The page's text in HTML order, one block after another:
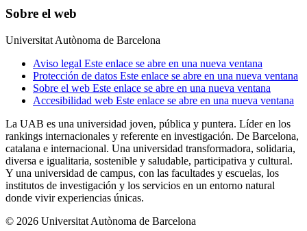
Sobre el web
Universitat Autònoma de Barcelona
Aviso legal Este enlace se abre en una nueva ventana
Protección de datos Este enlace se abre en una nueva ventana
Sobre el web Este enlace se abre en una nueva ventana
Accesibilidad web Este enlace se abre en una nueva ventana
La UAB es una universidad joven, pública y puntera. Líder en los
rankings internacionales y referente en investigación. De Barcelona,
catalana e internacional. Una universidad transformadora, solidaria,
diversa e igualitaria, sostenible y saludable, participativa y cultural.
Y una universidad de campus, con las facultades y escuelas, los
institutos de investigación y los servicios en un entorno natural
donde vivir experiencias únicas.
© 2026 Universitat Autònoma de Barcelona